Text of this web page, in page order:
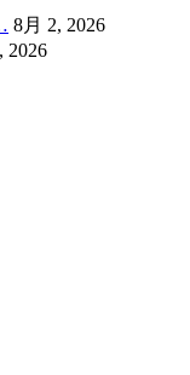
8月 2, 2026
2026